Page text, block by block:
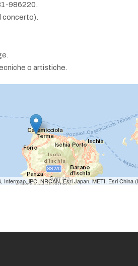
986220.
concerto).
o artistiche.
iPC, NRCAN, Esri Japan, METI, Esri China